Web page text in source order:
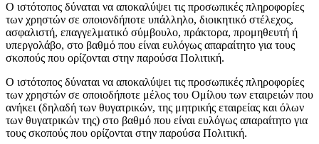
Ο ιστότοπος δύναται να αποκαλύψει τις προσωπικές πληροφορίες
των χρηστών σε οποιονδήποτε υπάλληλο, διοικητικό στέλεχος,
ασφαλιστή, επαγγελματικό σύμβουλο, πράκτορα, προμηθευτή ή
υπεργολάβο, στο βαθμό που είναι ευλόγως απαραίτητο για τους
σκοπούς που ορίζονται στην παρούσα Πολιτική.
Ο ιστότοπος δύναται να αποκαλύψει τις προσωπικές πληροφορίες
των χρηστών σε οποιοδήποτε μέλος του Ομίλου των εταιρειών που
ανήκει (δηλαδή των θυγατρικών, της μητρικής εταιρείας και όλων
των θυγατρικών της) στο βαθμό που είναι ευλόγως απαραίτητο για
τους σκοπούς που ορίζονται στην παρούσα Πολιτική.